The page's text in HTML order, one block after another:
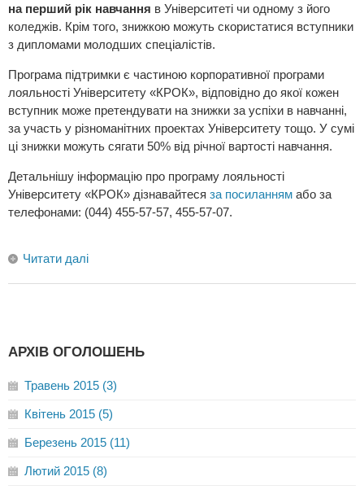
на перший рік навчання в Університеті чи одному з його
коледжів. Крім того, знижкою можуть скористатися вступники
з дипломами молодших спеціалістів.
Програма підтримки є частиною корпоративної програми
лояльності Університету «КРОК», відповідно до якої кожен
вступник може претендувати на знижки за успіхи в навчанні,
за участь у різноманітних проектах Університету тощо. У сумі
ці знижки можуть сягати 50% від річної вартості навчання.
Детальнішу інформацію про програму лояльності
Університету «КРОК» дізнавайтеся за посиланням або за
телефонами: (044) 455-57-57, 455-57-07.
Читати далі
АРХІВ ОГОЛОШЕНЬ
Травень 2015 (3)
Квітень 2015 (5)
Березень 2015 (11)
Лютий 2015 (8)